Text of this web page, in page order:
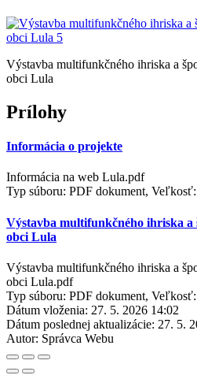
Výstavba multifunkčného ihriska a
obci Lula
Prílohy
Informácia o projekte
Informácia na web Lula.pdf
Typ súboru: PDF dokument,
Výstavba multifunkčného ihriska a
obci Lula
Výstavba multifunkčného ihriska a
obci Lula.pdf
Typ súboru: PDF dokument,
Dátum vloženia: 27. 5. 2026 14:02
Dátum poslednej aktualizácie: 27. 5.
Autor: Správca Webu